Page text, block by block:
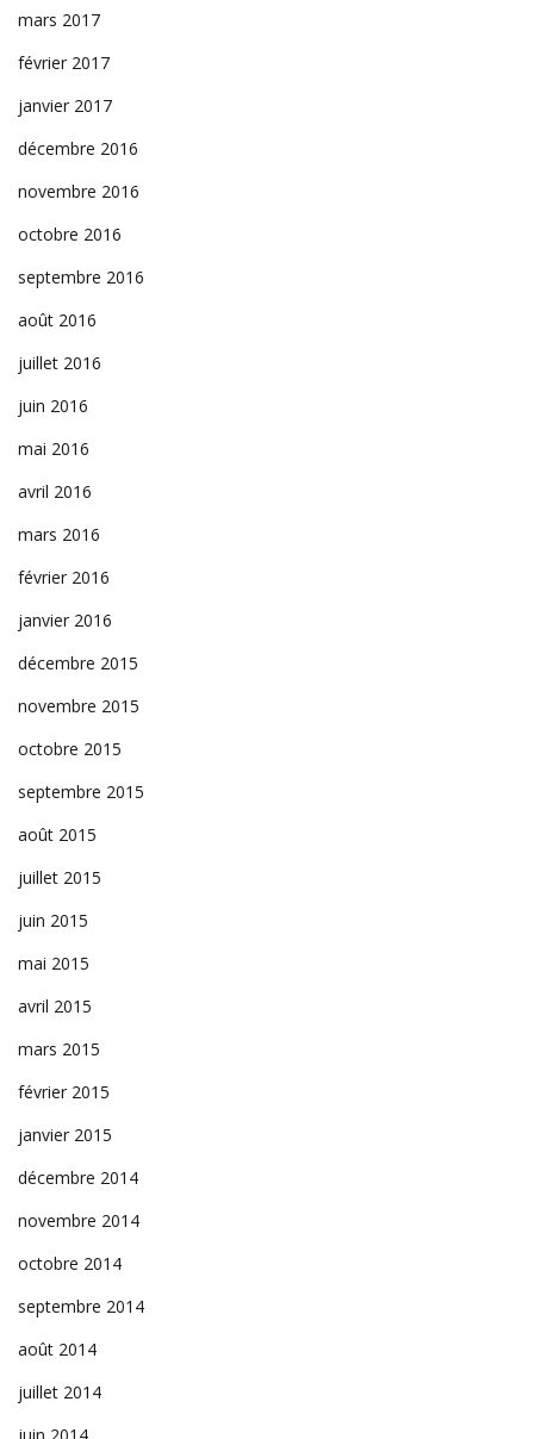
mars 2017
février 2017
janvier 2017
décembre 2016
novembre 2016
octobre 2016
septembre 2016
août 2016
juillet 2016
juin 2016
mai 2016
avril 2016
mars 2016
février 2016
janvier 2016
décembre 2015
novembre 2015
octobre 2015
septembre 2015
août 2015
juillet 2015
juin 2015
mai 2015
avril 2015
mars 2015
février 2015
janvier 2015
décembre 2014
novembre 2014
octobre 2014
septembre 2014
août 2014
juillet 2014